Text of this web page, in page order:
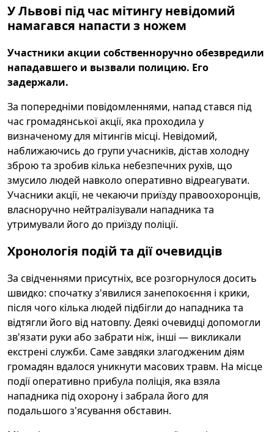
У Львові під час мітингу невідомий
намагався напасти з ножем
Участники акции собственноручно обезвредили
нападавшего и вызвали полицию. Его
задержали.
За попередніми повідомленнями, напад стався під
час громадянської акції, яка проходила у
визначеному для мітингів місці. Невідомий,
наближаючись до групи учасників, дістав холодну
зброю та зробив кілька небезпечних рухів, що
змусило людей навколо оперативно відреагувати.
Учасники акції, не чекаючи приїзду правоохоронців,
власноручно нейтралізували нападника та
утримували його до приїзду поліції.
Хронологія подій та дії очевидців
За свідченнями присутніх, все розгорнулося досить
швидко: спочатку з'явилися занепокоєння і крики,
після чого кілька людей підбігли до нападника та
відтягли його від натовпу. Деякі очевидці допомогли
зв'язати руки або забрати ніж, інші — викликали
екстрені служби. Саме завдяки злагодженим діям
громадян вдалося уникнути масових травм. На місце
події оперативно прибула поліція, яка взяла
нападника під охорону і забрала його для
подальшого з'ясування обставин.